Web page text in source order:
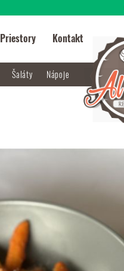
Priestory Kontakt
Šaláty Nápoje